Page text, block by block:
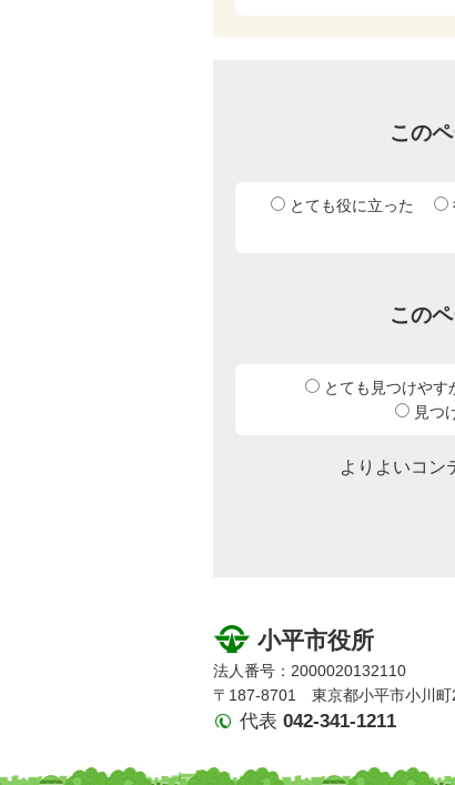
この
とても役に立った
この
とても見つけやす
見つ
よりよいコン
小平市役所
法人番号：2000020132110
〒187-8701 東京都小平市小川町
代表 042-341-1211